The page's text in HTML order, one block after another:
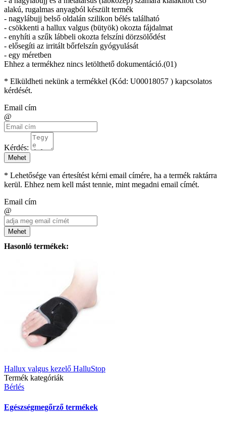
alakú, rugalmas anyagból készült termék
- nagylábujj belső oldalán szilikon bélés található
- csökkenti a hallux valgus (bütyök) okozta fájdalmat
- enyhíti a szűk lábbeli okozta felszíni dörzsölődést
- elősegíti az irritált bőrfelszín gyógyulását
- egy méretben
Ehhez a termékhez nincs letölthető dokumentáció.(01)
* Elküldheti nekünk a termékkel (Kód: U00018057 ) kapcsolatos
kérdését.
Email cím
@
Kérdés:
Mehet
* Lehetősége van értesítést kérni email címére, ha a termék raktárra
kerül. Ehhez nem kell mást tennie, mint megadni email címét.
Email cím
@
Mehet
Hasonló termékek:
Hallux valgus kezelő HalluStop
Termék kategóriák
Bérlés
Egészségmegőrző termékek